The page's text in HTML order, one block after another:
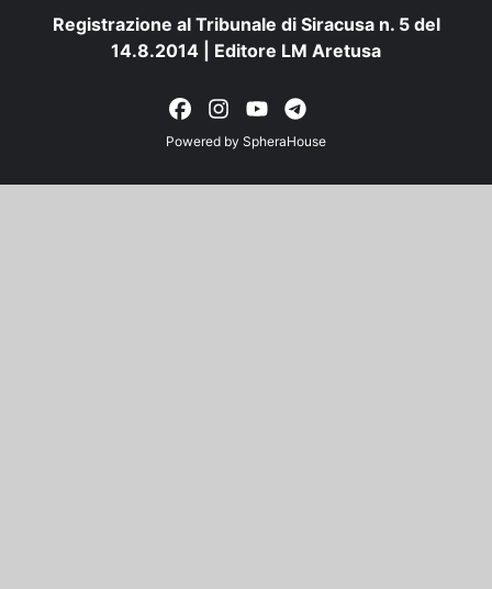
Registrazione al Tribunale di Siracusa n. 5 del
14.8.2014 | Editore LM Aretusa
Powered by SpheraHouse